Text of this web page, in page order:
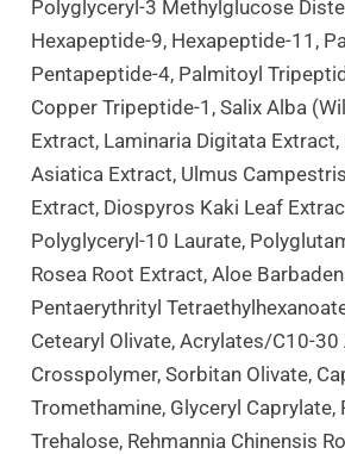
Polyglyceryl-3 Methylglucose
Hexapeptide-9, Hexapeptide-11,
Pentapeptide-4, Palmitoyl
Copper Tripeptide-1, Salix Alba
Extract, Laminaria Digitata Extract,
Asiatica Extract, Ulmus
Extract, Diospyros Kaki Leaf
Polyglyceryl-10 Laurate,
Rosea Root Extract, Aloe
Pentaerythrityl
Cetearyl Olivate, Acrylates/C10-
Crosspolymer, Sorbitan Olivate,
Tromethamine, Glyceryl Caprylate,
Trehalose, Rehmannia Chinensis